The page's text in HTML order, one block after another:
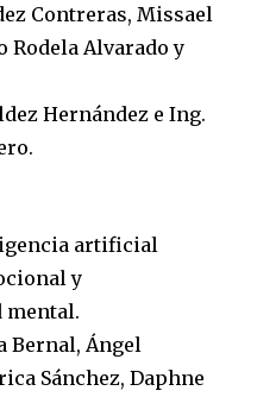
Contreras, Missael
Rodela Alvarado y
Hernández e Ing.
artificial
y
mental.
Bernal, Ángel
Sánchez, Daphne